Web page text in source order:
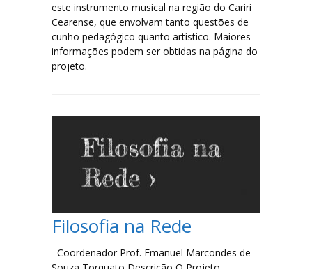
este instrumento musical na região do Cariri
Cearense, que envolvam tanto questões de
cunho pedagógico quanto artístico. Maiores
informações podem ser obtidas na página do
projeto.
Filosofia na Rede
Coordenador Prof. Emanuel Marcondes de